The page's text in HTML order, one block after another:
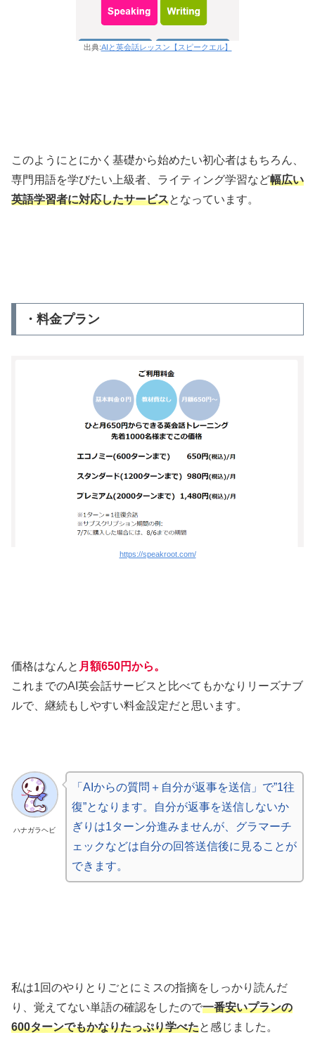
出典:AIと英会話レッスン【スピークエル】
このようにとにかく基礎から始めたい初心者はもちろん、
専門用語を学びたい上級者、ライティング学習など幅広い
英語学習者に対応したサービスとなっています。
・料金プラン
https://speakroot.com/
価格はなんと 月額650円から。
これまでのAI英会話サービスと比べてもかなりリーズナブ
ルで、継続もしやすい料金設定だと思います。
ハナガラヘビ
「AIからの質問＋自分が返事を送信」で”1往
復”となります。自分が返事を送信しないか
ぎりは1ターン分進みませんが、グラマーチ
ェックなどは自分の回答送信後に見ることが
できます。
私は1回のやりとりごとにミスの指摘をしっかり読んだ
り、覚えてない単語の確認をしたので一番安いプランの
600ターンでもかなりたっぷり学べたと感じました。